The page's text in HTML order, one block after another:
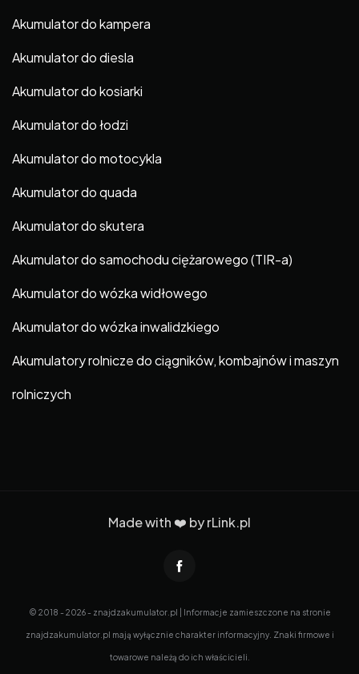
Akumulator do kampera
Akumulator do diesla
Akumulator do kosiarki
Akumulator do łodzi
Akumulator do motocykla
Akumulator do quada
Akumulator do skutera
Akumulator do samochodu ciężarowego (TIR-a)
Akumulator do wózka widłowego
Akumulator do wózka inwalidzkiego
Akumulatory rolnicze do ciągników, kombajnów i maszyn
rolniczych
Made with ❤️ byrLink.pl
© 2018 - 2026 - znajdzakumulator.pl | Informacje zamieszczone na stronie
znajdzakumulator.pl mają wyłącznie charakter informacyjny. Znaki firmowe i
towarowe należą do ich właścicieli.